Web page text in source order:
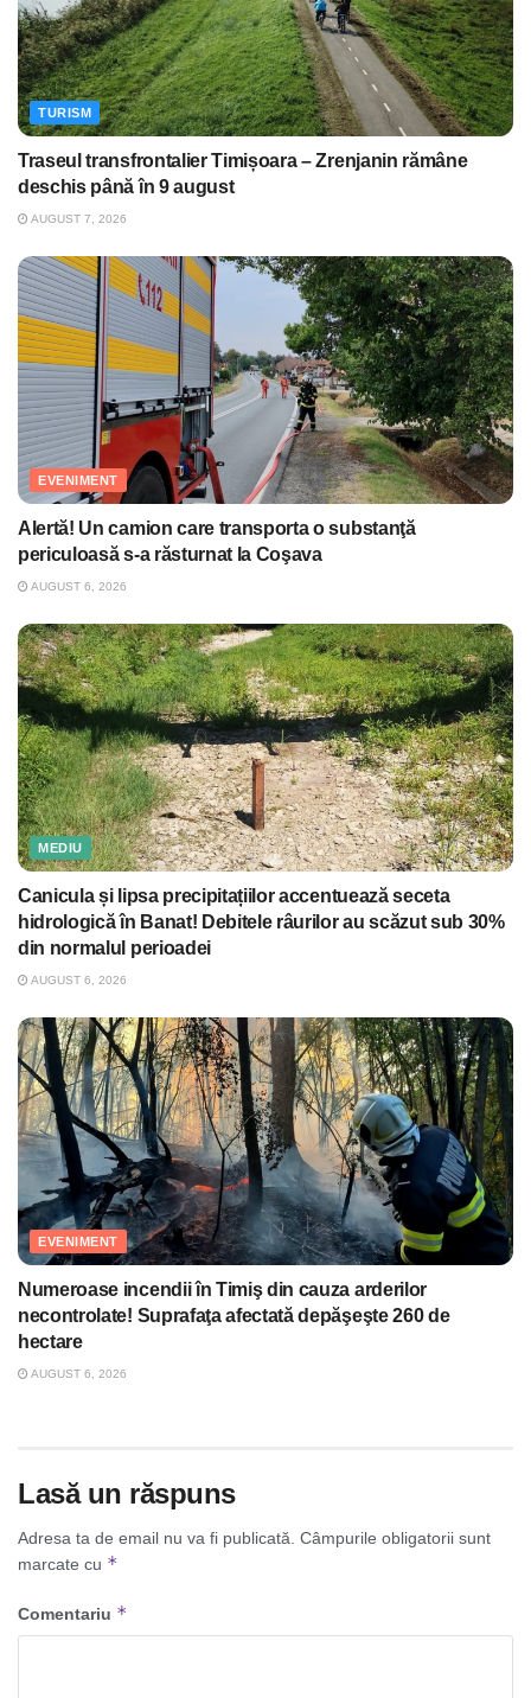
TURISM
Traseul transfrontalier Timișoara – Zrenjanin rămâne
deschis până în 9 august
AUGUST 7, 2026
EVENIMENT
Alertă! Un camion care transporta o substanţă
periculoasă s-a răsturnat la Coşava
AUGUST 6, 2026
MEDIU
Canicula și lipsa precipitațiilor accentuează seceta
hidrologică în Banat! Debitele râurilor au scăzut sub 30%
din normalul perioadei
AUGUST 6, 2026
EVENIMENT
Numeroase incendii în Timiş din cauza arderilor
necontrolate! Suprafaţa afectată depăşeşte 260 de
hectare
AUGUST 6, 2026
Lasă un răspuns
Adresa ta de email nu va fi publicată. Câmpurile obligatorii sunt
marcate cu *
Comentariu *